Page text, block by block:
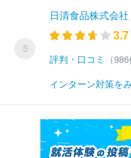
5
日清食品株式会社
3.7
評判・口コミ
（986
インターン対策を